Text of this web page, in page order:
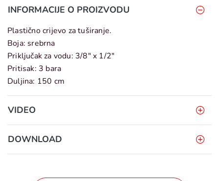
INFORMACIJE O PROIZVODU
Plastično crijevo za tuširanje.
Boja: srebrna
Priključak za vodu: 3/8" x 1/2"
Pritisak: 3 bara
Duljina: 150 cm
VIDEO
DOWNLOAD